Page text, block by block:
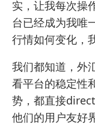
实，让我每次操
台已经成为我唯
行情如何变化，
我们都知道，外
看平台的稳定性
势，都直接
他们的用户友好